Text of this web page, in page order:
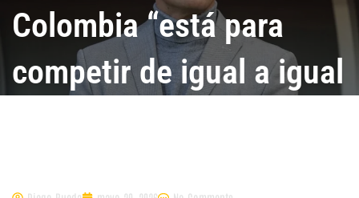
Colombia “está para
competir de igual a igual